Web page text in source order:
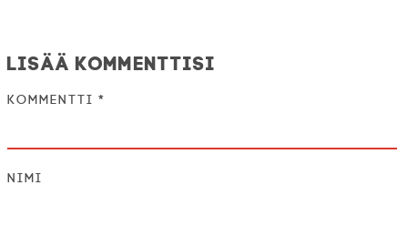
Lisää kommenttisi
Kommentti *
Nimi